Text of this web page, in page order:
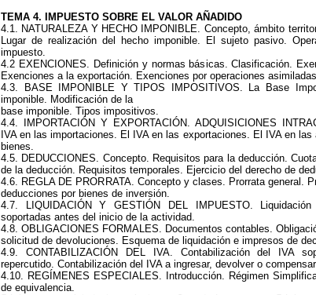
TEMA 4. IMPUESTO SOBRE EL VALOR AÑADIDO
4.1. NATURALEZA Y HECHO IMPONIBLE. Concepto, ámbito
Lugar de realización del hecho imponible. El sujeto pasivo.
impuesto.
4.2 EXENCIONES. Definición y normas básicas. Clasificación.
Exenciones a la exportación. Exenciones por operaciones asimiladas.
4.3. BASE IMPONIBLE Y TIPOS IMPOSITIVOS. La Base
imponible. Modificación de la
base imponible. Tipos impositivos.
4.4. IMPORTACIÓN Y EXPORTACIÓN. ADQUISICIONES
IVA en las importaciones. El IVA en las exportaciones. El IVA en
bienes.
4.5. DEDUCCIONES. Concepto. Requisitos para la deducción.
de la deducción. Requisitos temporales. Ejercicio del derecho de
4.6. REGLA DE PRORRATA. Concepto y clases. Prorrata general.
deducciones por bienes de inversión.
4.7. LIQUIDACIÓN Y GESTIÓN DEL IMPUESTO.
soportadas antes del inicio de la actividad.
4.8. OBLIGACIONES FORMALES. Documentos contables.
solicitud de devoluciones. Esquema de liquidación e impresos de
4.9. CONTABILIZACIÓN DEL IVA. Contabilización del IVA
repercutido. Contabilización del IVA a ingresar, devolver o
4.10. REGÍMENES ESPECIALES. Introducción. Régimen
de equivalencia.